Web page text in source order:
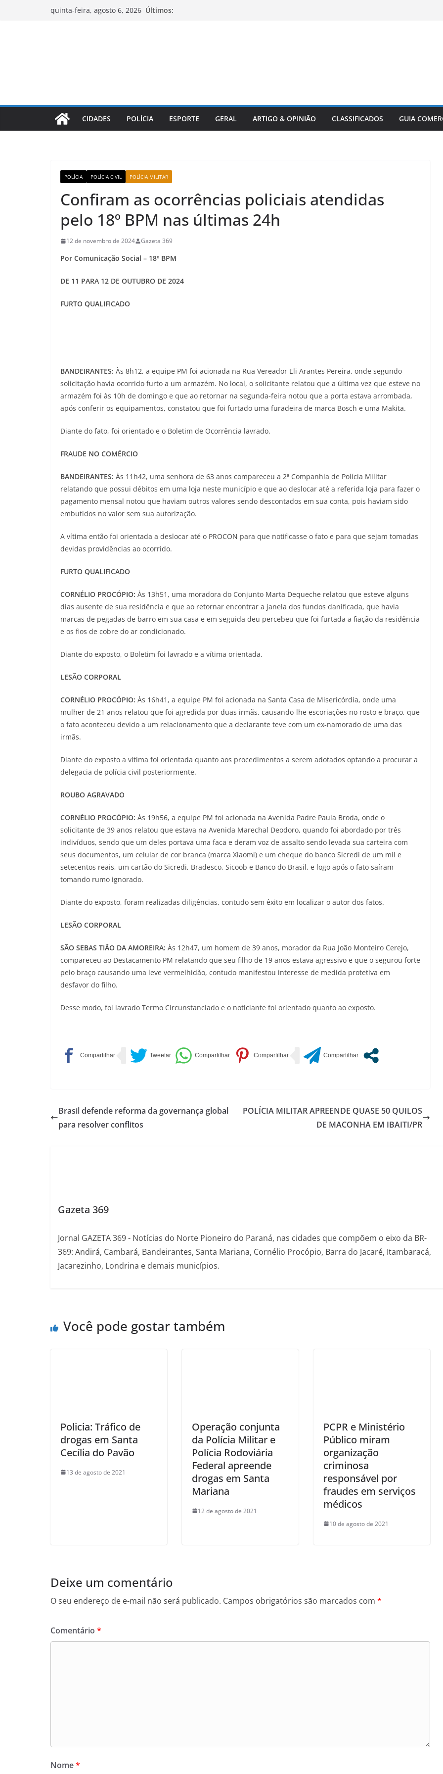
quinta-feira, agosto 6, 2026 Últimos:
CIDADES POLÍCIA ESPORTE GERAL ARTIGO & OPINIÃO CLASSIFICADOS GUIA
POLÍCIA POLÍCIA CIVIL POLÍCIA MILITAR
Confiram as ocorrências policiais atendidas
pelo 18º BPM nas últimas 24h
12 de novembro de 2024 Gazeta 369
Por Comunicação Social – 18º BPM
DE 11 PARA 12 DE OUTUBRO DE 2024
FURTO QUALIFICADO
BANDEIRANTES: Às 8h12, a equipe PM foi acionada na Rua Vereador Eli Arantes Pereira, onde segundo
solicitação havia ocorrido furto a um armazém. No local, o solicitante relatou que a última vez que esteve no
armazém foi às 10h de domingo e que ao retornar na segunda-feira notou que a porta estava arrombada,
após conferir os equipamentos, constatou que foi furtado uma furadeira de marca Bosch e uma Makita.
Diante do fato, foi orientado e o Boletim de Ocorrência lavrado.
FRAUDE NO COMÉRCIO
BANDEIRANTES: Às 11h42, uma senhora de 63 anos compareceu a 2ª Companhia de Polícia Militar
relatando que possui débitos em uma loja neste município e que ao deslocar até a referida loja para fazer o
pagamento mensal notou que haviam outros valores sendo descontados em sua conta, pois haviam sido
embutidos no valor sem sua autorização.
A vítima então foi orientada a deslocar até o PROCON para que notificasse o fato e para que sejam tomadas
devidas providências ao ocorrido.
FURTO QUALIFICADO
CORNÉLIO PROCÓPIO: Às 13h51, uma moradora do Conjunto Marta Dequeche relatou que esteve alguns
dias ausente de sua residência e que ao retornar encontrar a janela dos fundos danificada, que havia
marcas de pegadas de barro em sua casa e em seguida deu percebeu que foi furtada a fiação da residência
e os fios de cobre do ar condicionado.
Diante do exposto, o Boletim foi lavrado e a vítima orientada.
LESÃO CORPORAL
CORNÉLIO PROCÓPIO: Às 16h41, a equipe PM foi acionada na Santa Casa de Misericórdia, onde uma
mulher de 21 anos relatou que foi agredida por duas irmãs, causando-lhe escoriações no rosto e braço, que
o fato aconteceu devido a um relacionamento que a declarante teve com um ex-namorado de uma das
irmãs.
Diante do exposto a vítima foi orientada quanto aos procedimentos a serem adotados optando a procurar a
delegacia de polícia civil posteriormente.
ROUBO AGRAVADO
CORNÉLIO PROCÓPIO: Às 19h56, a equipe PM foi acionada na Avenida Padre Paula Broda, onde o
solicitante de 39 anos relatou que estava na Avenida Marechal Deodoro, quando foi abordado por três
indivíduos, sendo que um deles portava uma faca e deram voz de assalto sendo levada sua carteira com
seus documentos, um celular de cor branca (marca Xiaomi) e um cheque do banco Sicredi de um mil e
setecentos reais, um cartão do Sicredi, Bradesco, Sicoob e Banco do Brasil, e logo após o fato saíram
tomando rumo ignorado.
Diante do exposto, foram realizadas diligências, contudo sem êxito em localizar o autor dos fatos.
LESÃO CORPORAL
SÃO SEBAS TIÃO DA AMOREIRA: Às 12h47, um homem de 39 anos, morador da Rua João Monteiro Cerejo,
compareceu ao Destacamento PM relatando que seu filho de 19 anos estava agressivo e que o segurou forte
pelo braço causando uma leve vermelhidão, contudo manifestou interesse de medida protetiva em
desfavor do filho.
Desse modo, foi lavrado Termo Circunstanciado e o noticiante foi orientado quanto ao exposto.
Brasil defende reforma da governança global
para resolver conflitos
POLÍCIA MILITAR APREENDE QUASE 50 QUILOS
DE MACONHA EM IBAITI/PR
Gazeta 369
Jornal GAZETA 369 - Notícias do Norte Pioneiro do Paraná, nas cidades que compõem o eixo da BR-
369: Andirá, Cambará, Bandeirantes, Santa Mariana, Cornélio Procópio, Barra do Jacaré, Itambaracá,
Jacarezinho, Londrina e demais municípios.
Você pode gostar também
Policia: Tráfico de
drogas em Santa
Cecília do Pavão
13 de agosto de 2021
Operação conjunta
da Polícia Militar e
Polícia Rodoviária
Federal apreende
drogas em Santa
Mariana
12 de agosto de 2021
PCPR e Ministério
Público miram
organização
criminosa
responsável por
fraudes em serviços
médicos
10 de agosto de 2021
Deixe um comentário
O seu endereço de e-mail não será publicado. Campos obrigatórios são marcados com *
Comentário *
Nome*